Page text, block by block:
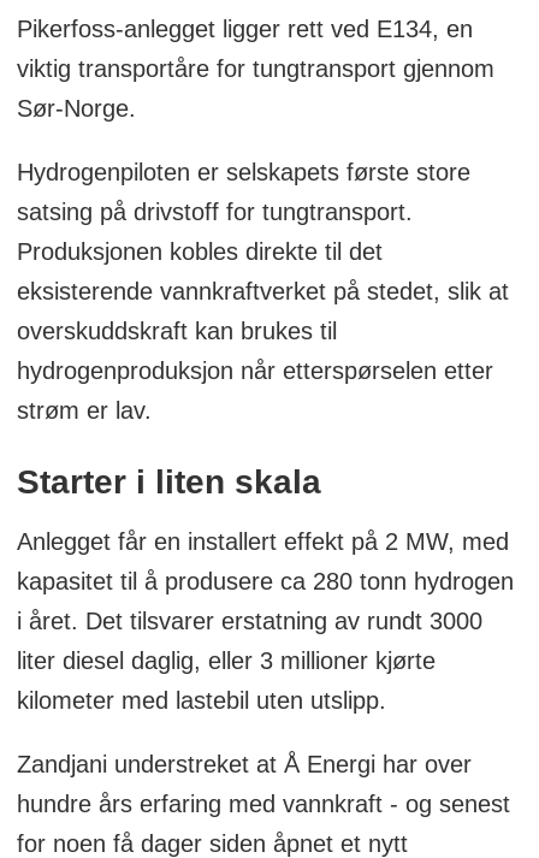
Pikerfoss-anlegget ligger rett ved E134, en
viktig transportåre for tungtransport gjennom
Sør-Norge.
Hydrogenpiloten er selskapets første store
satsing på drivstoff for tungtransport.
Produksjonen kobles direkte til det
eksisterende vannkraftverket på stedet, slik at
overskuddskraft kan brukes til
hydrogenproduksjon når etterspørselen etter
strøm er lav.
Starter i liten skala
Anlegget får en installert effekt på 2 MW, med
kapasitet til å produsere ca 280 tonn hydrogen
i året. Det tilsvarer erstatning av rundt 3000
liter diesel daglig, eller 3 millioner kjørte
kilometer med lastebil uten utslipp.
Zandjani understreket at Å Energi har over
hundre års erfaring med vannkraft - og senest
for noen få dager siden åpnet et nytt